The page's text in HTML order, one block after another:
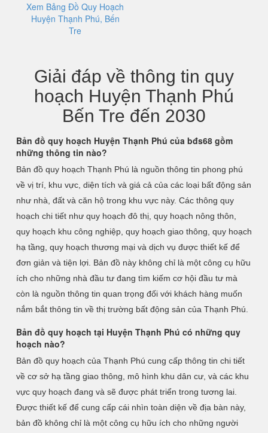
Xem Bảng Đồ Quy Hoạch
Huyện Thạnh Phú, Bến
Tre
Giải đáp về thông tin quy
hoạch Huyện Thạnh Phú
Bến Tre đến 2030
Bản đồ quy hoạch Huyện Thạnh Phú của bđs68 gồm
những thông tin nào?
Bản đồ quy hoạch Thạnh Phú là nguồn thông tin phong phú
về vị trí, khu vực, diện tích và giá cả của các loại bất động sản
như nhà, đất và căn hộ trong khu vực này. Các thông quy
hoạch chi tiết như quy hoạch đô thị, quy hoạch nông thôn,
quy hoạch khu công nghiệp, quy hoạch giao thông, quy hoạch
hạ tầng, quy hoạch thương mại và dịch vụ được thiết kế để
đơn giản và tiện lợi. Bản đồ này không chỉ là một công cụ hữu
ích cho những nhà đầu tư đang tìm kiếm cơ hội đầu tư mà
còn là nguồn thông tin quan trọng đối với khách hàng muốn
nắm bắt thông tin về thị trường bất động sản của Thạnh Phú.
Bản đồ quy hoạch tại Huyện Thạnh Phú có những quy
hoạch nào?
Bản đồ quy hoạch của Thạnh Phú cung cấp thông tin chi tiết
về cơ sở hạ tầng giao thông, mô hình khu dân cư, và các khu
vực quy hoạch đang và sẽ được phát triển trong tương lai.
Được thiết kế để cung cấp cái nhìn toàn diện về địa bàn này,
bản đồ không chỉ là một công cụ hữu ích cho những người